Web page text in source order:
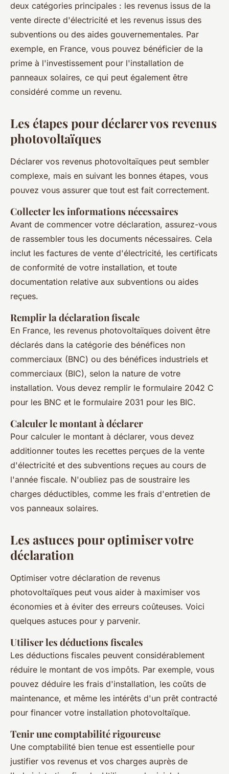
deux catégories principales : les revenus issus de la
vente directe d'électricité et les revenus issus des
subventions ou des aides gouvernementales. Par
exemple, en France, vous pouvez bénéficier de la
prime à l'investissement pour l'installation de
panneaux solaires, ce qui peut également être
considéré comme un revenu.
Les étapes pour déclarer vos revenus
photovoltaïques
Déclarer vos revenus photovoltaïques peut sembler
complexe, mais en suivant les bonnes étapes, vous
pouvez vous assurer que tout est fait correctement.
Collecter les informations nécessaires
Avant de commencer votre déclaration, assurez-vous
de rassembler tous les documents nécessaires. Cela
inclut les factures de vente d'électricité, les certificats
de conformité de votre installation, et toute
documentation relative aux subventions ou aides
reçues.
Remplir la déclaration fiscale
En France, les revenus photovoltaïques doivent être
déclarés dans la catégorie des bénéfices non
commerciaux (BNC) ou des bénéfices industriels et
commerciaux (BIC), selon la nature de votre
installation. Vous devez remplir le formulaire 2042 C
pour les BNC et le formulaire 2031 pour les BIC.
Calculer le montant à déclarer
Pour calculer le montant à déclarer, vous devez
additionner toutes les recettes perçues de la vente
d'électricité et des subventions reçues au cours de
l'année fiscale. N'oubliez pas de soustraire les
charges déductibles, comme les frais d'entretien de
vos panneaux solaires.
Les astuces pour optimiser votre
déclaration
Optimiser votre déclaration de revenus
photovoltaïques peut vous aider à maximiser vos
économies et à éviter des erreurs coûteuses. Voici
quelques astuces pour y parvenir.
Utiliser les déductions fiscales
Les déductions fiscales peuvent considérablement
réduire le montant de vos impôts. Par exemple, vous
pouvez déduire les frais d'installation, les coûts de
maintenance, et même les intérêts d'un prêt contracté
pour financer votre installation photovoltaïque.
Tenir une comptabilité rigoureuse
Une comptabilité bien tenue est essentielle pour
justifier vos revenus et vos charges auprès de